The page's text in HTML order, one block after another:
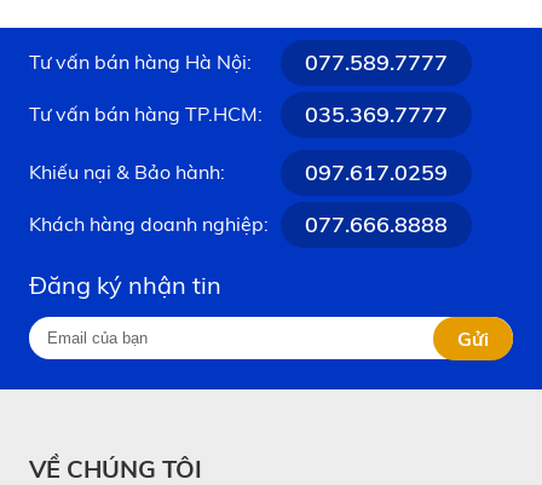
Tư vấn bán hàng Hà Nội: 077.589.7777
Tư vấn bán hàng TP.HCM: 035.369.7777
Khiếu nại & Bảo hành: 097.617.0259
Khách hàng doanh nghiệp: 077.666.8888
Đăng ký nhận tin
Gửi
VỀ CHÚNG TÔI